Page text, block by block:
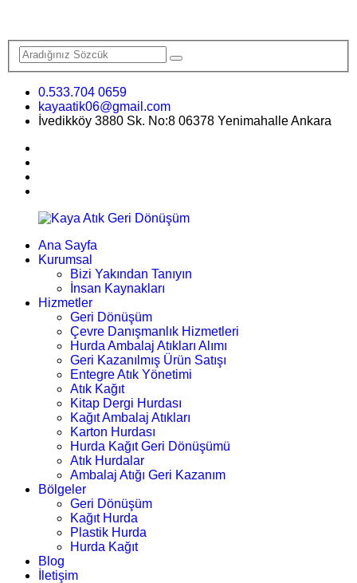
0.533.704 0659
kayaatik06@gmail.com
İvedikköy 3880 Sk. No:8 06378 Yenimahalle Ankara
Ana Sayfa
Kurumsal
Bizi Yakından Tanıyın
İnsan Kaynakları
Hizmetler
Geri Dönüşüm
Çevre Danışmanlık Hizmetleri
Hurda Ambalaj Atıkları Alımı
Geri Kazanılmış Ürün Satışı
Entegre Atık Yönetimi
Atık Kağıt
Kitap Dergi Hurdası
Kağıt Ambalaj Atıkları
Karton Hurdası
Hurda Kağıt Geri Dönüşümü
Atık Hurdalar
Ambalaj Atığı Geri Kazanım
Bölgeler
Geri Dönüşüm
Kağıt Hurda
Plastik Hurda
Hurda Kağıt
Blog
İletişim